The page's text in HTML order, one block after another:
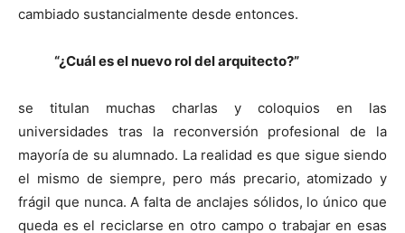
cambiado sustancialmente desde entonces.
“¿Cuál es el nuevo rol del arquitecto?”
se titulan muchas charlas y coloquios en las
universidades tras la reconversión profesional de la
mayoría de su alumnado. La realidad es que sigue siendo
el mismo de siempre, pero más precario, atomizado y
frágil que nunca. A falta de anclajes sólidos, lo único que
queda es el reciclarse en otro campo o trabajar en esas